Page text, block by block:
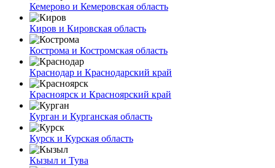
Кемерово и Кемеровская область
Киров и Кировская область
Кострома и Костромская область
Краснодар и Краснодарский край
Красноярск и Красноярский край
Курган и Курганская область
Курск и Курская область
Кызыл и Тува